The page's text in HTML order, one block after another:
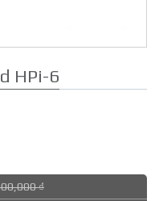
HPi-6
₫